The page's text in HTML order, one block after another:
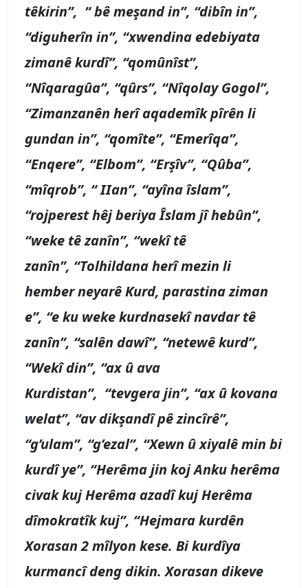
têkirin”, “bê meşand in”, “dibîn in”,
“diguherîn in”, “xwendina edebiyata
zimanê kurdî”, “qomûnîst”,
“Nîqaragûa”, “qûrs”, “Nîqolay Gogol”,
“Zimanzanên herî aqademîk pîrên li
gundan in”, “qomîte”, “Emerîqa”,
“Enqere”, “Elbom”, “Erşîv”, “Qûba”,
“mîqrob”, “IIan”, “ayîna îslam”,
“rojperest hêj beriya Îslam jî hebûn”,
“weke tê zanîn”, “wekî tê
zanîn”, “Tolhildana herî mezin li
hember neyarê Kurd, parastina ziman
e”, “e ku weke kurdnasekî navdar tê
zanîn”, “salên dawî”, “netewê kurd”,
“Wekî din”, “ax û ava
Kurdistan”, “tevgera jin”, “ax û kovana
welat”, “av dikşandî pê zincîrê”,
“g’ulam”, “g’ezal”, “Xewn û xiyalê min bi
kurdî ye”, “Herêma jin koj Anku herêma
civak kuj Herêma azadî kuj Herêma
dîmokratîk kuj”, “Hejmara kurdên
Xorasan 2 mîlyon kese. Bi kurdîya
kurmancî deng dikin. Xorasan dikeve